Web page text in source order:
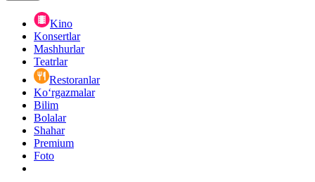
Kino
Konsertlar
Mashhurlar
Teatrlar
Restoranlar
Ko‘rgazmalar
Bilim
Bolalar
Shahar
Premium
Foto